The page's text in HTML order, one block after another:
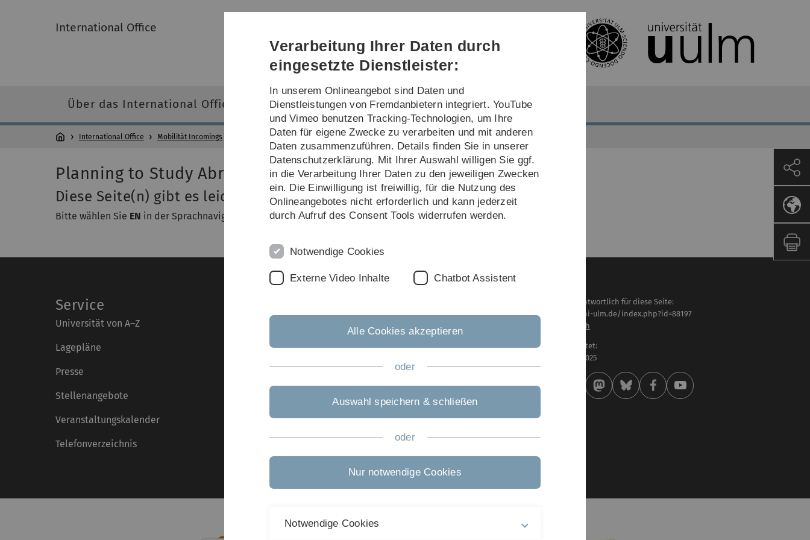
Direkt
Direkt
Direkt
(Sprache,
Drucken,
Social
Direkt
Direkt
International Office
Über das International Office Ukraine Mobilität Outgoings ...
International Office Mobilität Incomings Planning to Study Abroad
Planning to Study Abroad @ Ulm University
Diese Seite(n) gibt es leider nur auf Englisch.
Bitte wählen Sie EN in der Sprachnavigation (Weltkugel) am rechten Rand.
Service
Universität von A–Z
Lagepläne
Presse
Stellenangebote
Veranstaltungskalender
Telefonverzeichnis
Datenschutz
Gebärdensprache
Leichte Sprache
Inhaltlich verantwortlich für diese Seite:
https://www.uni-ulm.de/index.php?id=88197
Daniela Englisch
Zuletzt bearbeitet:
12 . November 2025
Verarbeitung Ihrer Daten durch
eingesetzte Dienstleister:
In unserem Onlineangebot sind Daten und
Dienstleistungen von Fremdanbietern integriert. YouTube
und Vimeo benutzen Tracking-Technologien, um Ihre
Daten für eigene Zwecke zu verarbeiten und mit anderen
Daten zusammenzuführen. Details finden Sie in unserer
Datenschutzerklärung. Mit Ihrer Auswahl willigen Sie ggf.
in die Verarbeitung Ihrer Daten zu den jeweiligen Zwecken
ein. Die Einwilligung ist freiwillig, für die Nutzung des
Onlineangebotes nicht erforderlich und kann jederzeit
durch Aufruf des Consent Tools widerrufen werden.
Notwendige Cookies
Externe Video Inhalte Chatbot Assistent
Alle Cookies akzeptieren
oder
Auswahl speichern & schließen
oder
Nur notwendige Cookies
Notwendige Cookies